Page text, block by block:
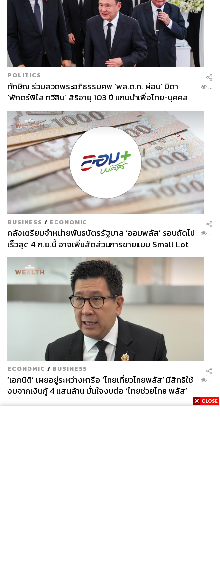
POLITICS
ทักษิณ ร่วมสวดพระอภิธรรมศพ ‘พล.ต.ท. ผ่อน’ บิดา
‘พักตร์พิไล ทวีสิน’ สิริอายุ 103 ปี แกนนำเพื่อไทย-บุคคล
หลากวงการร่วมอาลัย
...
BUSINESS / ECONOMIC
คลังเตรียมจำหน่ายพันธบัตรรัฐบาล ‘ออมพลัส’ รอบถัดไป
เร็วสุด 4 ก.ย.นี้ อาจเพิ่มสัดส่วนการขายแบบ Small Lot
First มากขึ้น
...
ECONOMIC / BUSINESS
‘เอกนิติ’ เผยอยู่ระหว่างหารือ ‘ไทยเที่ยวไทยพลัส’ มีสิทธิใช้
งบจากเงินกู้ 4 แสนล้าน มั่นใจงบต่อ ‘ไทยช่วยไทย พลัส’
เฟส 2 มีเพียงพอ
...